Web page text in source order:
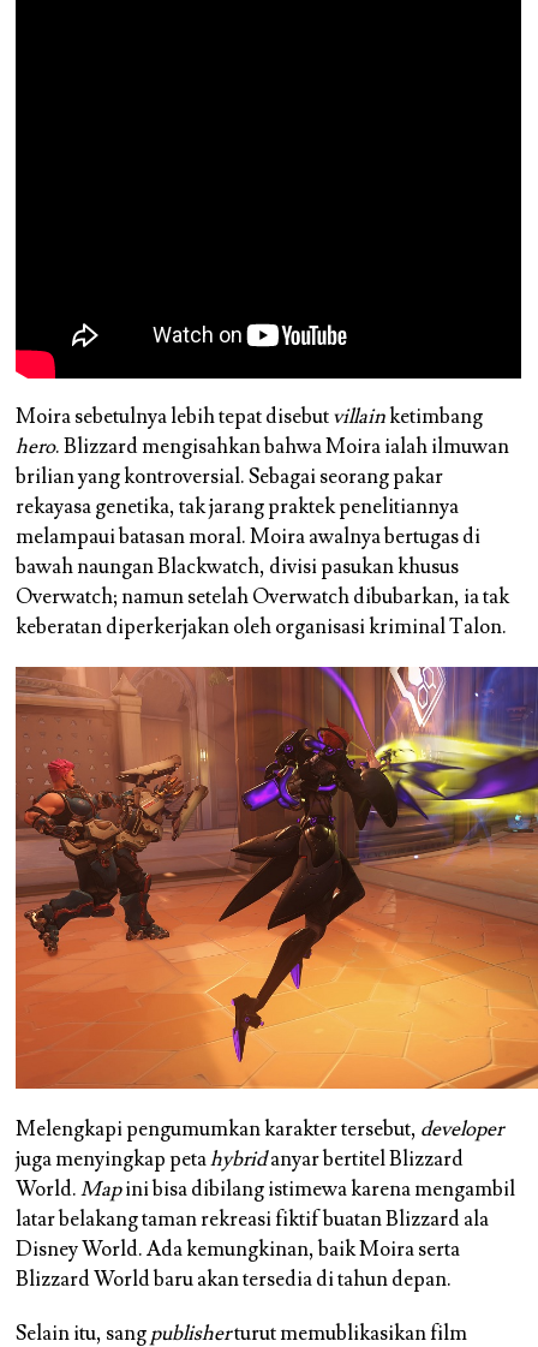
Moira sebetulnya lebih tepat disebutvillainketimbang
hero. Blizzard mengisahkan bahwa Moira ialah ilmuwan
brilian yang kontroversial. Sebagai seorang pakar
rekayasa genetika, tak jarang praktek penelitiannya
melampaui batasan moral. Moira awalnya bertugas di
bawah naungan Blackwatch, divisi pasukan khusus
Overwatch; namun setelah Overwatch dibubarkan, ia tak
keberatan diperkerjakan oleh organisasi kriminal Talon.
Melengkapi pengumumkan karakter tersebut, developer
juga menyingkap petahybridanyar bertitel Blizzard
World.Mapini bisa dibilang istimewa karena mengambil
latar belakang taman rekreasi fiktif buatan Blizzard ala
Disney World. Ada kemungkinan, baik Moira serta
Blizzard World baru akan tersedia di tahun depan.
Selain itu, sangpublisherturut memublikasikan film